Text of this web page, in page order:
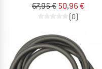
67,95 € 50,96 €
(0)